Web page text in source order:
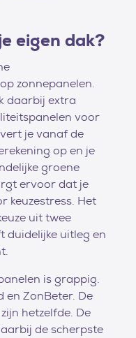
eigen dak?
zonnepanelen.
daarbij extra
voor
je vanaf de
op en je
groene
ervoor dat je
keuzestress. Het
uit twee
duidelijke uitleg en
is grappig.
en ZonBeter. De
hetzelfde. De
de scherpste